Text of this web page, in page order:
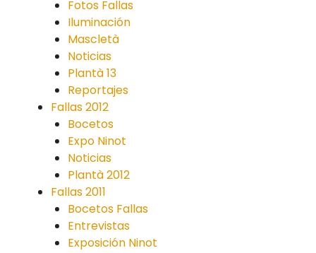
Fotos Fallas
Iluminación
Mascletà
Noticias
Plantà 13
Reportajes
Fallas 2012
Bocetos
Expo Ninot
Noticias
Plantà 2012
Fallas 2011
Bocetos Fallas
Entrevistas
Exposición Ninot